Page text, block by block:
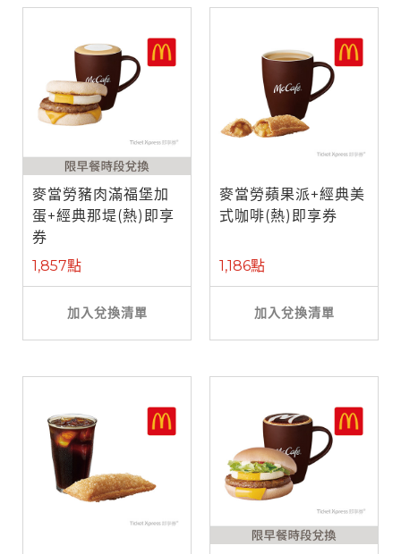
麥當勞豬肉滿福堡加
蛋+經典那堤(熱)即享
券
1,857點
加入兌換清單
麥當勞蘋果派+經典美
式咖啡(熱)即享券
1,186點
加入兌換清單